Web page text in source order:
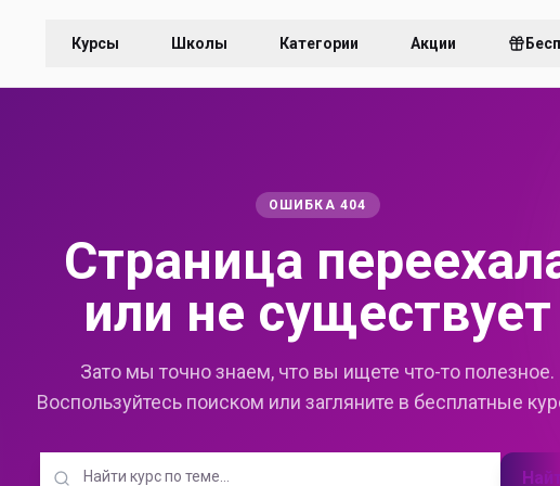
Курсы Школы Категории Акции
ОШИБКА 404
Страница
или не существует
Зато мы точно знаем, что вы ищете что-то полезное.
Воспользуйтесь поиском или загляните в бесплатные